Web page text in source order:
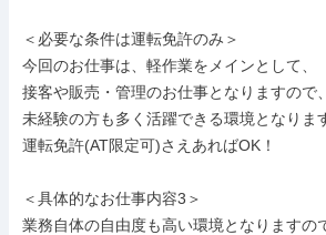
＜必要な条件は運転免許のみ＞
今回のお仕事は、軽作業をメインとして、
接客や販売・管理のお仕事となりますので、
未経験の方も多く活躍できる環境となりま
運転免許(AT限定可)さえあればOK！
＜具体的なお仕事内容3＞
業務自体の自由度も高い環境となりますの